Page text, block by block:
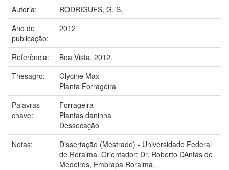
Autoria:
RODRIGUES, G. S.
Ano de
publicação:
2012
Referência:
Boa Vista, 2012.
Thesagro:
Glycine Max
Planta Forrageira
Palavras-
chave:
Forrageira
Plantas daninha
Dessecação
Notas:
Dissertação (Mestrado) - Universidade Federal
de Roraima. Orientador: Dr. Roberto DAntas de
Medeiros, Embrapa Roraima.